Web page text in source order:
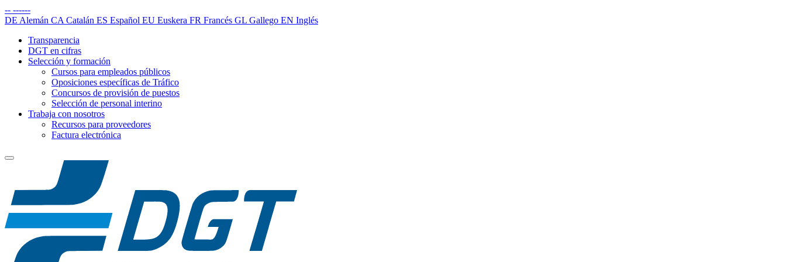
-- ------
DE Alemán CA Catalán ES Español EU Euskera FR Francés GL Gallego EN Inglés
Transparencia
DGT en cifras
Selección y formación
Cursos para empleados públicos
Oposiciones específicas de Tráfico
Concursos de provisión de puestos
Selección de personal interino
Trabaja con nosotros
Recursos para proveedores
Factura electrónica